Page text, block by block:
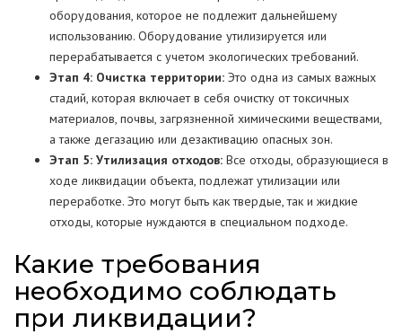
оборудования, которое не подлежит дальнейшему
использованию. Оборудование утилизируется или
перерабатывается с учетом экологических требований.
Этап 4: Очистка территории: Это одна из самых важных
стадий, которая включает в себя очистку от токсичных
материалов, почвы, загрязненной химическими веществами,
а также дегазацию или дезактивацию опасных зон.
Этап 5: Утилизация отходов: Все отходы, образующиеся в
ходе ликвидации объекта, подлежат утилизации или
переработке. Это могут быть как твердые, так и жидкие
отходы, которые нуждаются в специальном подходе.
Какие требования
необходимо соблюдать
при ликвидации?